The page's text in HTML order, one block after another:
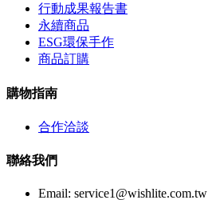
行動成果報告書
永續商品
ESG環保手作
商品訂購
購物指南
合作洽談
聯絡我們
Email: service1@wishlite.com.tw